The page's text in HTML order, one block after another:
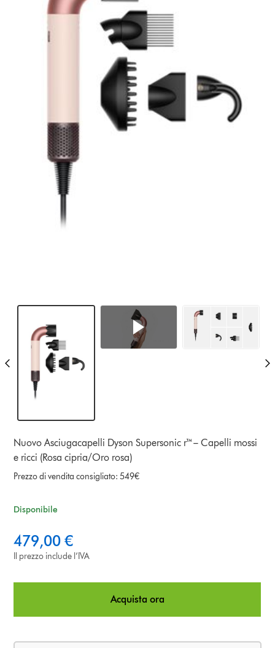
Nuovo Asciugacapelli Dyson Supersonic r™– Capelli mossi
e ricci (Rosa cipria/Oro rosa)
Prezzo di vendita consigliato: 549€
Disponibile
479,00 €
Il prezzo include l’IVA
Acquista ora